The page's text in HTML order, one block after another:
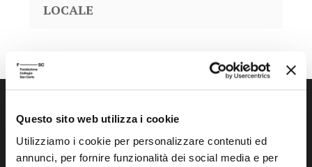
Questo sito web utilizza i cookie
Utilizziamo i cookie per personalizzare contenuti ed
annunci, per fornire funzionalità dei social media e per
LOCALE